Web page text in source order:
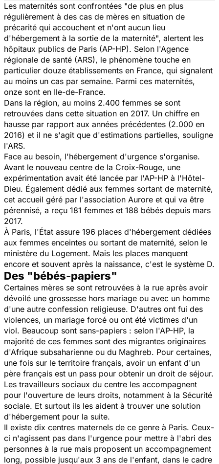
Les maternités sont confrontées "de plus en plus
régulièrement à des cas de mères en situation de
précarité qui accouchent et n'ont aucun lieu
d'hébergement à la sortie de la maternité", alertent les
hôpitaux publics de Paris (AP-HP). Selon l'Agence
régionale de santé (ARS), le phénomène touche en
particulier douze établissements en France, qui signalent
au moins un cas par semaine. Parmi ces maternités,
onze sont en Ile-de-France.
Dans la région, au moins 2.400 femmes se sont
retrouvées dans cette situation en 2017. Un chiffre en
hausse par rapport aux années précédentes (2.000 en
2016) et il ne s'agit que d'estimations partielles, souligne
l'ARS.
Face au besoin, l'hébergement d'urgence s'organise.
Avant le nouveau centre de la Croix-Rouge, une
expérimentation avait été lancée par l'AP-HP à l'Hôtel-
Dieu. Également dédié aux femmes sortant de maternité,
cet accueil géré par l'association Aurore et qui va être
pérennisé, a reçu 181 femmes et 188 bébés depuis mars
2017.
À Paris, l'État assure 196 places d'hébergement dédiées
aux femmes enceintes ou sortant de maternité, selon le
ministère du Logement. Mais les places manquent
encore et souvent après la naissance, c'est le système D.
Des "bébés-papiers"
Certaines mères se sont retrouvées à la rue après avoir
dévoilé une grossesse hors mariage ou avec un homme
d'une autre confession religieuse. D'autres ont fui des
violences, un mariage forcé ou ont été victimes d'un
viol. Beaucoup sont sans-papiers : selon l'AP-HP, la
majorité de ces femmes sont des migrantes originaires
d'Afrique subsaharienne ou du Maghreb. Pour certaines,
une fois sur le territoire français, avoir un enfant d'un
père français est un pass pour obtenir un droit de séjour.
Les travailleurs sociaux du centre les accompagnent
pour l'ouverture de leurs droits, notamment à la Sécurité
sociale. Et surtout ils les aident à trouver une solution
d'hébergement pour la suite.
Il existe dix centres maternels de ce genre à Paris. Ceux-
ci n'agissent pas dans l'urgence pour mettre à l'abri des
personnes à la rue mais proposent un accompagnement
long, possible jusqu'aux 3 ans de l'enfant, dans le cadre